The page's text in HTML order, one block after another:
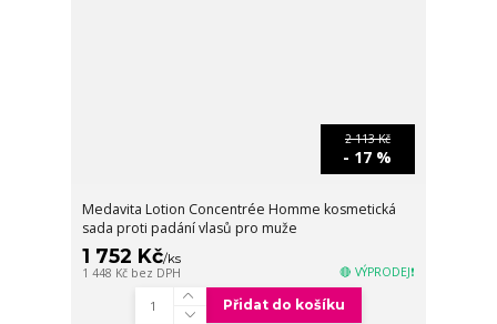
2 113 Kč
- 17 %
Medavita Lotion Concentrée Homme kosmetická
sada proti padání vlasů pro muže
1 752 Kč/ks
1 448 Kč bez DPH 🔴 VÝPRODEJ❗
Přidat do košíku